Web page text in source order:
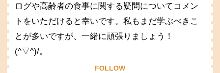
ログや高齢者の食事に関する疑問についてコメン
トをいただけると幸いです。私もまだ学ぶべきこ
とが多いですが、一緒に頑張りましょう！
(^▽^)/。
FOLLOW